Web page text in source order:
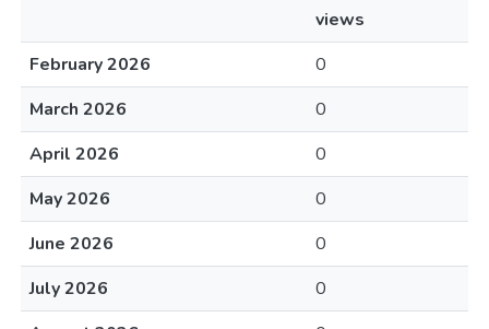
views
February 2026
0
March 2026
0
April 2026
0
May 2026
0
June 2026
0
July 2026
0